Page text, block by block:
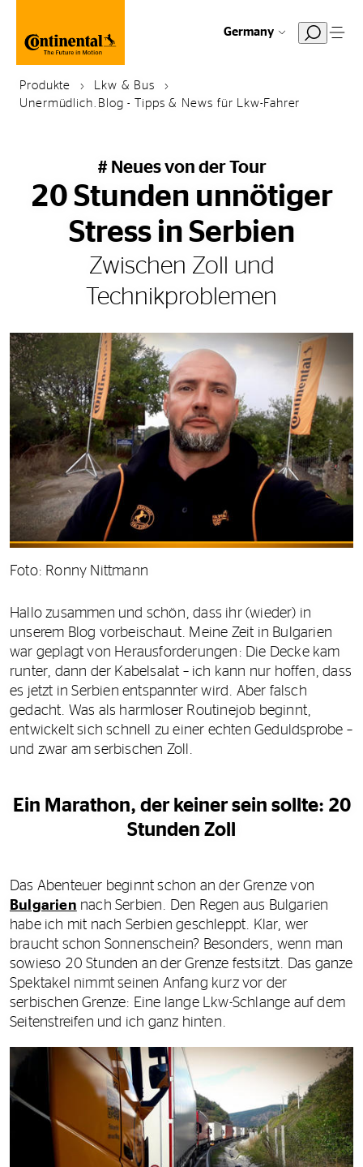
Germany
Produkte
Lkw & Bus
Unermüdlich.Blog - Tipps & News für Lkw-Fahrer
# Neues von der Tour
20 Stunden unnötiger
Stress in Serbien
Zwischen Zoll und
Technikproblemen
Foto: Ronny Nittmann
Hallo zusammen und schön, dass ihr (wieder) in
unserem Blog vorbeischaut. Meine Zeit in Bulgarien
war geplagt von Herausforderungen: Die Decke kam
runter, dann der Kabelsalat – ich kann nur hoffen, dass
es jetzt in Serbien entspannter wird. Aber falsch
gedacht. Was als harmloser Routinejob beginnt,
entwickelt sich schnell zu einer echten Geduldsprobe –
und zwar am serbischen Zoll.
Ein Marathon, der keiner sein sollte: 20
Stunden Zoll
Das Abenteuer beginnt schon an der Grenze von
Bulgarien nach Serbien. Den Regen aus Bulgarien
habe ich mit nach Serbien geschleppt. Klar, wer
braucht schon Sonnenschein? Besonders, wenn man
sowieso 20 Stunden an der Grenze festsitzt. Das ganze
Spektakel nimmt seinen Anfang kurz vor der
serbischen Grenze: Eine lange Lkw-Schlange auf dem
Seitenstreifen und ich ganz hinten.